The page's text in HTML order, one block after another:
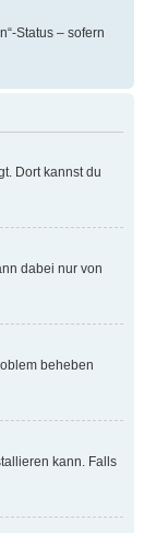
Status – sofern
Dort kannst du
dabei nur von
beheben
kann. Falls